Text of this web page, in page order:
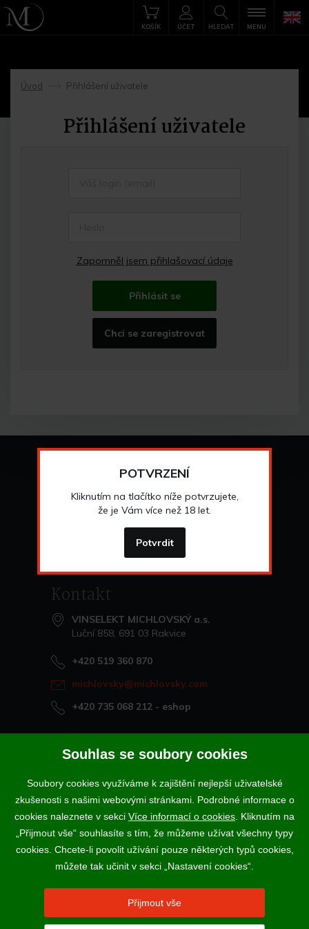
HLEDAT
KOŠÍK ÚČET MENU
Úvod
->
Přihlášení uživatele
Přihlášení uživatele
Zapomněl jsem přihlašovací údaje
Přihlásit se
Chci se zaregistrovat
Vše o nákupu
Všeobecné obchodní podmínky
>
Možnosti osobníhoodběru
>
>
smlouvy
>
Kontakt
VINSELEKT MICHLOVSKÝ a.s.
Luční 858, 691 03 Rakvice
+420 519 360 870
michlovsky@michlovsky.com
+420 735 068 212 - eshop
Naše vína offline
Vinotéka Rakvice
>
Vinotéky a degustační centra
>
Podle zákona o evidenci tržeb je prodávající povinen vystavit
kupujícímu účtenku. Zároveň je povinen zaevidovat přijatou tržbu u
správce daně online; v případě technického výpadku pak nejpozději do
Vína a sekty prodáváme výhradně osobám starším 18-ti let.
POTVRZENÍ
Kliknutím na tlačítko níže potvrzujete,
že je Vám více než 18 let.
Potvrdit
Souhlas se soubory cookies
Soubory cookies využíváme k zajištění nejlepší uživatelské
zkušenosti s našimi webovými stránkami. Podrobné informace o
cookies naleznete v sekci Více informací o cookies . Kliknutím na
„Přijmout vše“ souhlasíte s tím, že můžeme užívat všechny typy
cookies. Chcete-li povolit užívání pouze některých typů cookies,
můžete tak učinit v sekci „Nastavení cookies“.
Přijmout vše